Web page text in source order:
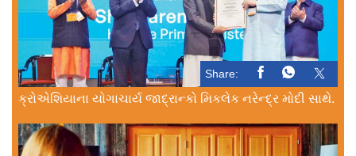
Share:
ક્રોએશિયાના યોગાચાર્ય જાદ્રાન્કો મિકલેક નરેન્દ્ર મોદી સાથે.